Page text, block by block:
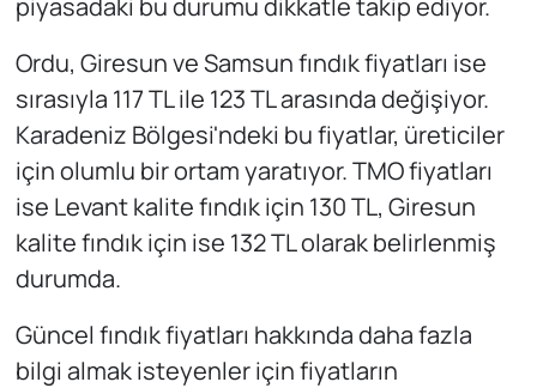
Ordu, Giresun ve Samsun fındık fiyatları ise
sırasıyla 117 TL ile 123 TL arasında değişiyor.
Karadeniz Bölgesi'ndeki bu fiyatlar, üreticiler
için olumlu bir ortam yaratıyor. TMO fiyatları
ise Levant kalite fındık için 130 TL, Giresun
kalite fındık için ise 132 TL olarak belirlenmiş
durumda.
Güncel fındık fiyatları hakkında daha fazla
bilgi almak isteyenler için fiyatların